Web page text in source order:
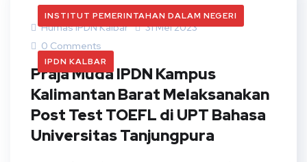
INSTITUT PEMERINTAHAN DALAM NEGERI
IPDN KALBAR
Humas IPDN Kalbar
31 Mei 2023
0 Comments
Praja Muda IPDN Kampus
Kalimantan Barat Melaksanakan
Post Test TOEFL di UPT Bahasa
Universitas Tanjungpura